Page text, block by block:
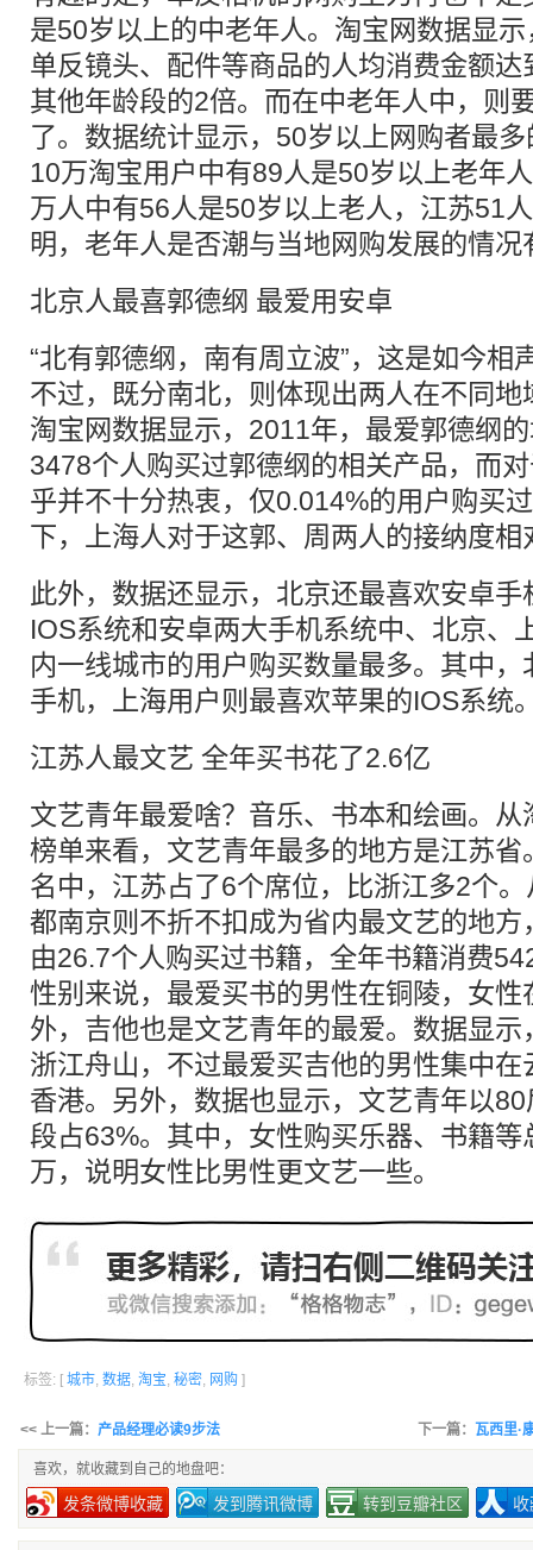
是50岁以上的中老年人。淘宝网数据显
单反镜头、配件等商品的人均消费金额
其他年龄段的2倍。而在中老年人中，则
了。数据统计显示，50岁以上网购者最
10万淘宝用户中有89人是50岁以上老年
万人中有56人是50岁以上老人，江苏51
明，老年人是否潮与当地网购发展的情况
北京人最喜郭德纲 最爱用安卓
“北有郭德纲，南有周立波”，这是如今相
不过，既分南北，则体现出两人在不同
淘宝网数据显示，2011年，最爱郭德纲
3478个人购买过郭德纲的相关产品，而
乎并不十分热衷，仅0.014%的用户购买
下，上海人对于这郭、周两人的接纳度相
此外，数据还显示，北京还最喜欢安卓
IOS系统和安卓两大手机系统中、北京、
内一线城市的用户购买数量最多。其中
手机，上海用户则最喜欢苹果的IOS系统
江苏人最文艺 全年买书花了2.6亿
文艺青年最爱啥？音乐、书本和绘画。
榜单来看，文艺青年最多的地方是江苏
名中，江苏占了6个席位，比浙江多2个
都南京则不折不扣成为省内最文艺的地
由26.7个人购买过书籍，全年书籍消费
性别来说，最爱买书的男性在铜陵，女
外，吉他也是文艺青年的最爱。数据显
浙江舟山，不过最爱买吉他的男性集中
香港。另外，数据也显示，文艺青年以
段占63%。其中，女性购买乐器、书籍
万，说明女性比男性更文艺一些。
标签: [ 城市, 数据, 淘宝, 秘密, 网购 ]
<< 上一篇： 产品经理必读9步法 下一篇： 瓦西里·
喜欢，就收藏到自己的地盘吧：
发条微博收藏 发到腾讯微博 转到豆瓣社区